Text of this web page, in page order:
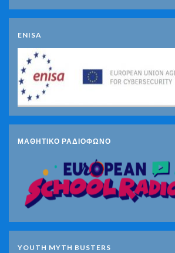
ENISA
ΜΑΘΗΤΙΚΟ ΡΑΔΙΟΦΩΝΟ
YOUTH MYTH BUSTERS